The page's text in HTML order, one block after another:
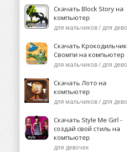
Скачать Block Story на
компьютер
Скачать Крокодильчик
Свомпи на компьютер
Скачать Лото на
компьютер
Скачать Style Me Girl -
создай свой стиль на
компьютер
для девочек